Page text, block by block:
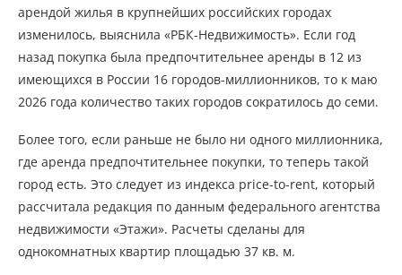
арендой жилья в крупнейших российских городах
изменилось, выяснила «РБК-Недвижимость». Если год
назад покупка была предпочтительнее аренды в 12 из
имеющихся в России 16 городов-миллионников, то к маю
2026 года количество таких городов сократилось до семи.
Более того, если раньше не было ни одного миллионника,
где аренда предпочтительнее покупки, то теперь такой
город есть. Это следует из индекса price-to-rent, который
рассчитала редакция по данным федерального агентства
недвижимости «Этажи». Расчеты сделаны для
однокомнатных квартир площадью 37 кв. м.